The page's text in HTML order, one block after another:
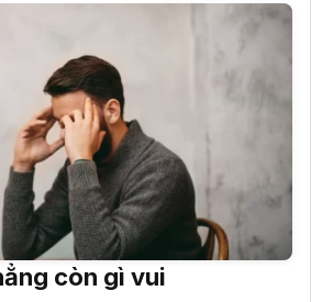
còn gì vui